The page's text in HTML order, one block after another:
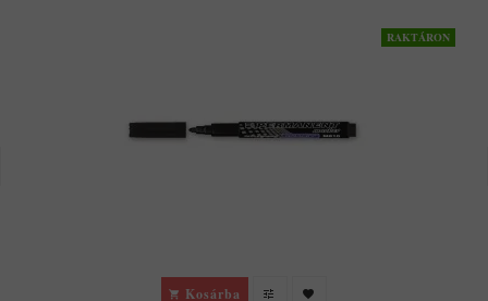
RAKTÁRON
Kosárba